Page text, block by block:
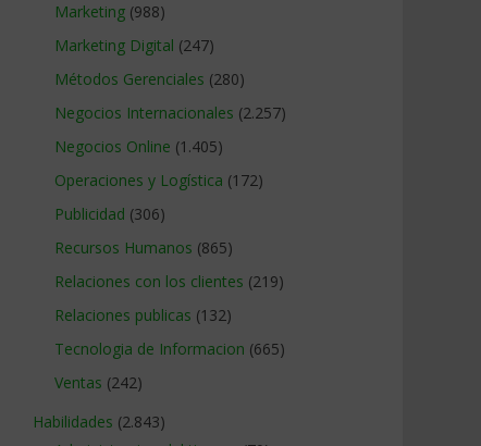
Marketing (988)
Marketing Digital (247)
Métodos Gerenciales (280)
Negocios Internacionales (2.257)
Negocios Online (1.405)
Operaciones y Logística (172)
Publicidad (306)
Recursos Humanos (865)
Relaciones con los clientes (219)
Relaciones publicas (132)
Tecnologia de Informacion (665)
Ventas (242)
Habilidades (2.843)